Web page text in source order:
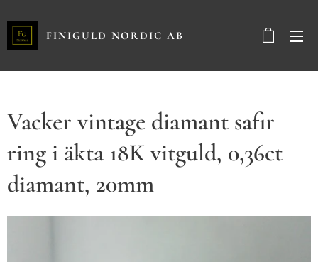
FINIGULD NORDIC AB
Vacker vintage diamant safir
ring i äkta 18K vitguld, 0,36ct
diamant, 20mm